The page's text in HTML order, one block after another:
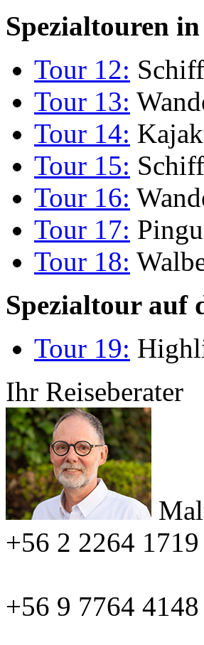
Spezialtouren
Tour 12:
Tour 13:
Tour 14:
Tour 15:
Tour 16:
Tour 17:
Tour 18:
Spezialtour auf
Tour 19:
Ihr Reiseberater
+56 2 2264 1719
+56 9 7764 4148